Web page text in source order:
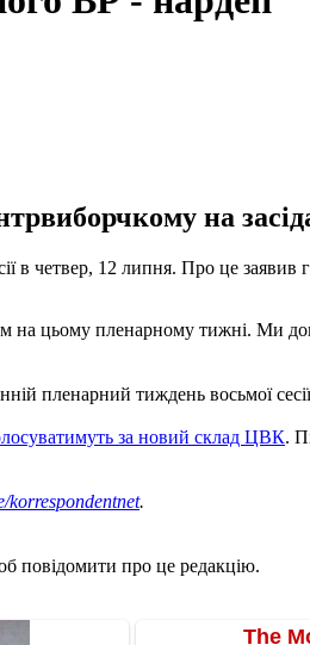
на
в четвер, 12 липня. Про це заявив
цьому пленарному тижні. Ми
пленарний тиждень восьмої
за новий склад ЦВК.
korrespondentnet.
повідомити про це редакцію.